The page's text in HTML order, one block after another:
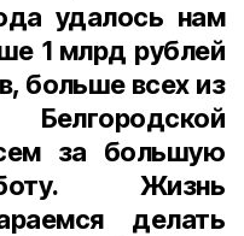
удалось нам
1 млрд рублей
больше всех из
за большую
Жизнь
делать